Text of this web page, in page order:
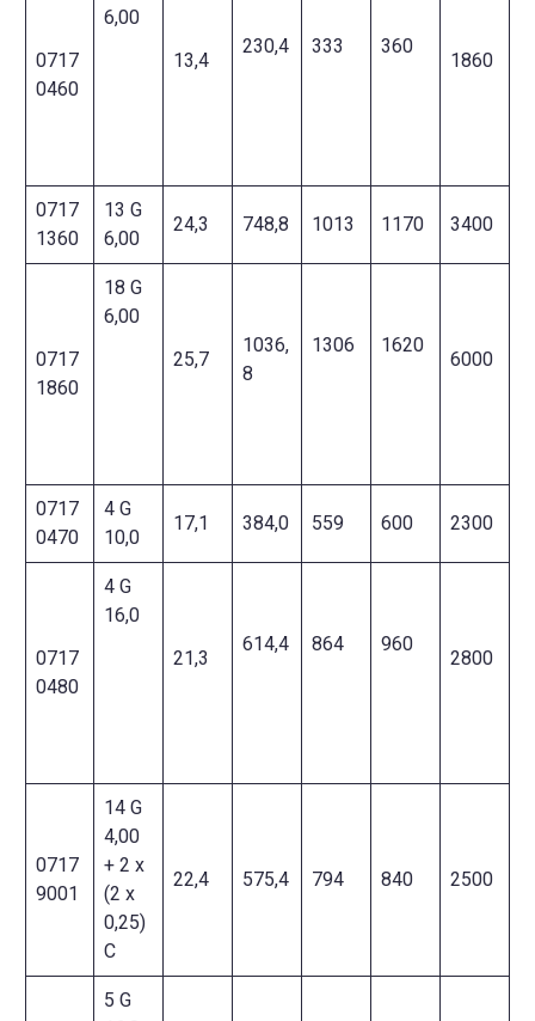
0717
0460
6,00
13,4
230,4 333 360
1860
0717
1360
13 G
6,00
24,3 748,8 1013 1170 3400
0717
1860
18 G
6,00
25,7
1036,
8
1306 1620
6000
0717
0470
4 G
10,0
17,1 384,0 559 600 2300
0717
0480
4 G
16,0
21,3
614,4 864 960
2800
0717
9001
14 G
4,00
+ 2 x
(2 x
0,25)
C
22,4 575,4 794 840 2500
5 G